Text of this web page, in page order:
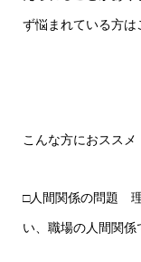
ず悩まれている方は
こんな方におススメ
□人間関係の問題
い、職場の人間関